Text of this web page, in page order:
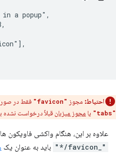
a popup",
احتیاط: مجوز "favicon" فقط در
"tabs" یا مجوز میزبان قبلاً درخواست نشده
علاوه بر این، هنگام واکشی فاویکون
"_favicon/*" باید به عنوان یک